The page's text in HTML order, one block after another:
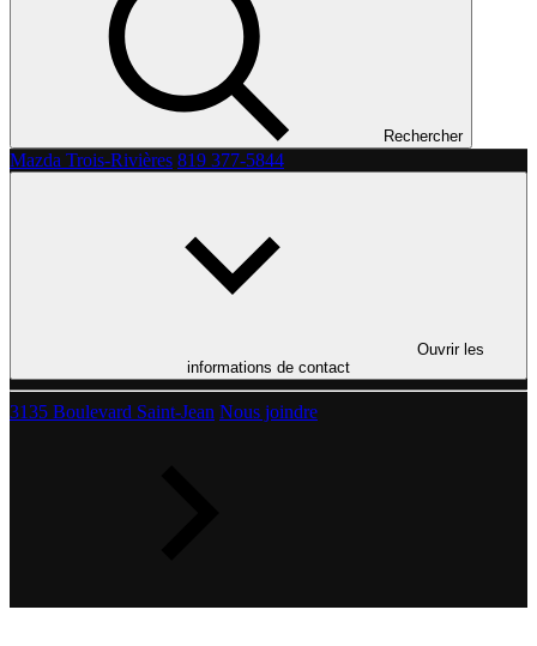
Rechercher
Mazda Trois-Rivières 819 377-5844
Ouvrir les
informations de contact
3135 Boulevard Saint-Jean Nous joindre